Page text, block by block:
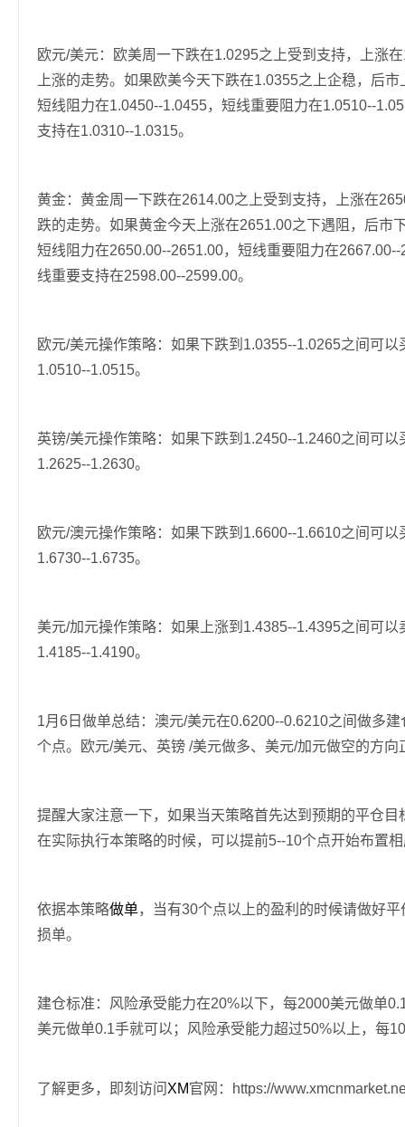
欧元/美元：欧美周一下跌在1.0295之上受到支持，上涨
上涨的走势。如果欧美今天下跌在1.0355之上企稳，后
短线阻力在1.0450--1.0455，短线重要阻力在1.0510--
支持在1.0310--1.0315。
黄金：黄金周一下跌在2614.00之上受到支持，上涨在
跌的走势。如果黄金今天上涨在2651.00之下遇阻，后市
短线阻力在2650.00--2651.00，短线重要阻力在
线重要支持在2598.00--2599.00。
欧元/美元操作策略：如果下跌到1.0355--1.0265之间可
1.0510--1.0515。
英镑/美元操作策略：如果下跌到1.2450--1.2460之间可
1.2625--1.2630。
欧元/澳元操作策略：如果下跌到1.6600--1.6610之间可
1.6730--1.6735。
美元/加元操作策略：如果上涨到1.4385--1.4395之间可
1.4185--1.4190。
1月6日做单总结：澳元/美元在0.6200--0.6210之间做多
个点。欧元/美元、英镑 /美元做多、美元/加元做空的方
提醒大家注意一下，如果当天策略首先达到预期的平仓
在实际执行本策略的时候，可以提前5--10个点开始布置
依据本策略做单，当有30个点以上的盈利的时候请做好
损单。
建仓标准：风险承受能力在20%以下，每2000美元做单
美元做单0.1手就可以；风险承受能力超过50%以上，每
了解更多，即刻访问 XM官网：https://